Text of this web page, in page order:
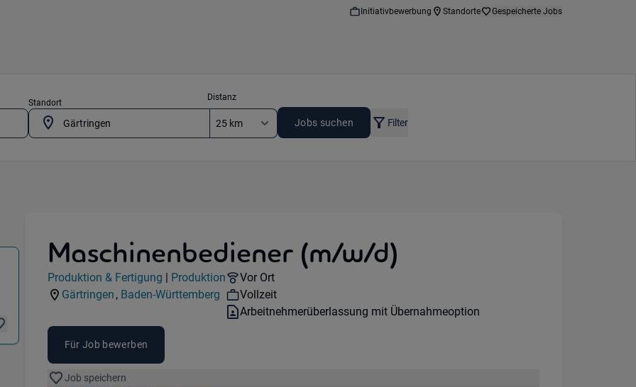
Initiativbewerbung Standorte Gespeicherte Jobs
Standort
Distanz
Jobs suchen Filter
& Fertigung) in 71116 Gärtringen
Maschinenbediener (m/w/d)
Jobdetails
Kategorie:
Produktion & Fertigung |
Industry:
Produktion
Standorte:
Gärtringen ,
Region:
Baden-Württemberg
Remote Option:
Vor Ort
Workhours:
Vollzeit
Vertragsart:
Arbeitnehmerüberlassung mit Übernahmeoption
Für Job bewerben
Job speichern